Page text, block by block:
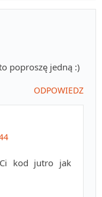
poproszę jedną :)
ODPOWIEDZ
kod jutro jak